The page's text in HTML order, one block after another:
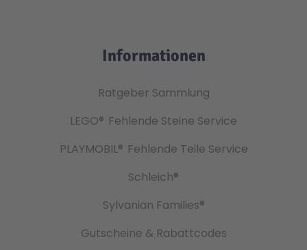
Informationen
Ratgeber Sammlung
LEGO® Fehlende Steine Service
PLAYMOBIL® Fehlende Teile Service
Schleich®
Sylvanian Families®
Gutscheine & Rabattcodes